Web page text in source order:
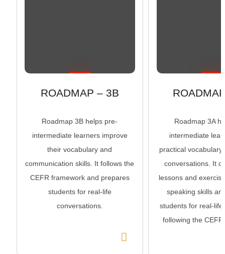
ROADMAP – 3B
Roadmap 3B helps pre-
intermediate learners improve
their vocabulary and
communication skills. It follows the
CEFR framework and prepares
students for real-life
conversations.
Roadmap 3A
intermediate
practical
conversations. It
lessons and
speaking skills
students for real-life
following the